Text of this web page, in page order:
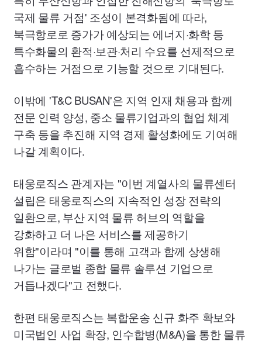
국제 물류 거점' 조성이 본격화됨에 따라,
북극항로로 증가가 예상되는 에너지·화학 등
특수화물의 환적·보관·처리 수요를 선제적으로
흡수하는 거점으로 기능할 것으로 기대된다.
이밖에 'T&C BUSAN'은 지역 인재 채용과 함께
전문 인력 양성, 중소 물류기업과의 협업 체계
구축 등을 추진해 지역 경제 활성화에도 기여해
나갈 계획이다.
태웅로직스 관계자는 "이번 계열사의 물류센터
설립은 태웅로직스의 지속적인 성장 전략의
일환으로, 부산 지역 물류 허브의 역할을
강화하고 더 나은 서비스를 제공하기
위함"이라며 "이를 통해 고객과 함께 상생해
나가는 글로벌 종합 물류 솔루션 기업으로
거듭나겠다"고 전했다.
한편 태웅로직스는 복합운송 신규 화주 확보와
미국법인 사업 확장, 인수합병(M&A)을 통한 물류